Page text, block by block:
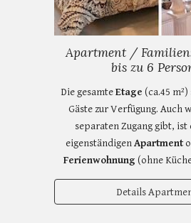
Apartment /
bis zu 6
Die gesamteEtage (ca.45
Gäste zur Verfügung. Auch
separaten Zugang gibt, ist
eigenständigenApartment
Ferienwohnung (ohne
Details